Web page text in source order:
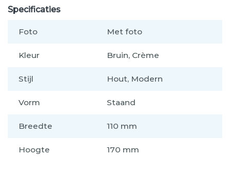
Specificaties
Foto Met foto
Kleur Bruin, Crème
Stijl Hout, Modern
Vorm Staand
Breedte 110 mm
Hoogte 170 mm